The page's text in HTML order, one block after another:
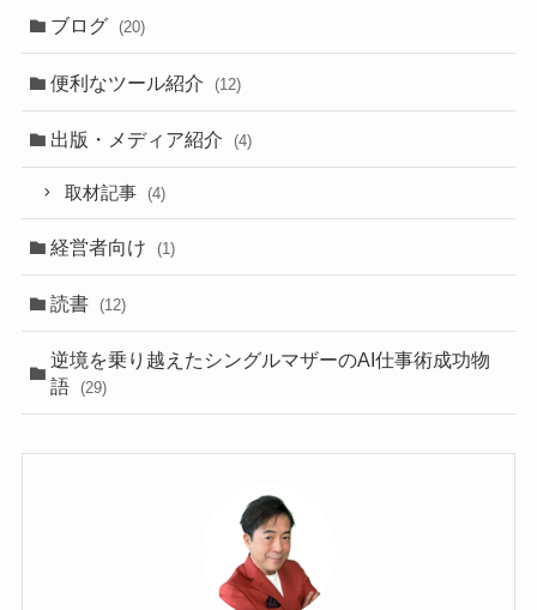
ブログ (20)
便利なツール紹介 (12)
出版・メディア紹介 (4)
取材記事 (4)
経営者向け (1)
読書 (12)
逆境を乗り越えたシングルマザーのAI仕事術成功物
語
(29)